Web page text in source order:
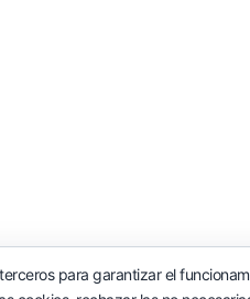
para garantizar el